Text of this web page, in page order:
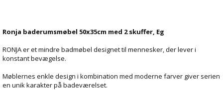
Ronja baderumsmøbel 50x35cm med 2 skuffer, Eg
RONJA er et mindre badmøbel designet til mennesker, der lever i
konstant bevægelse.
Møblernes enkle design i kombination med moderne farver giver serien
en unik karakter på badeværelset.